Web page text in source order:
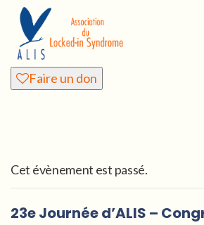
Faire un don
Cet évènement est passé.
23e Journée d’ALIS –